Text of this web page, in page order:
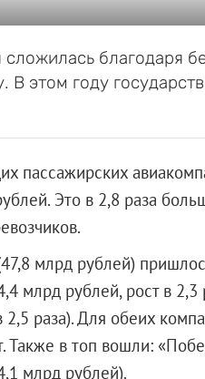
благодаря
этом году
пассажирских
Это в 2,8 раза
млрд рублей)
млрд рублей, рост в 2,3
раза). Для обеих
Также в топ вошли:
млрд рублей).